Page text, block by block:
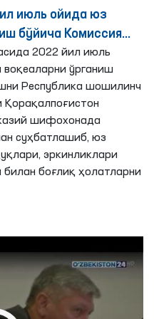
июль ойида юз
бўйича Комиссия
2022 йил июль
ўрганиш
Республика шошилинч
шифохонада
суҳбатлашиб, юз
эркинликлари
боғлиқ ҳолатларни